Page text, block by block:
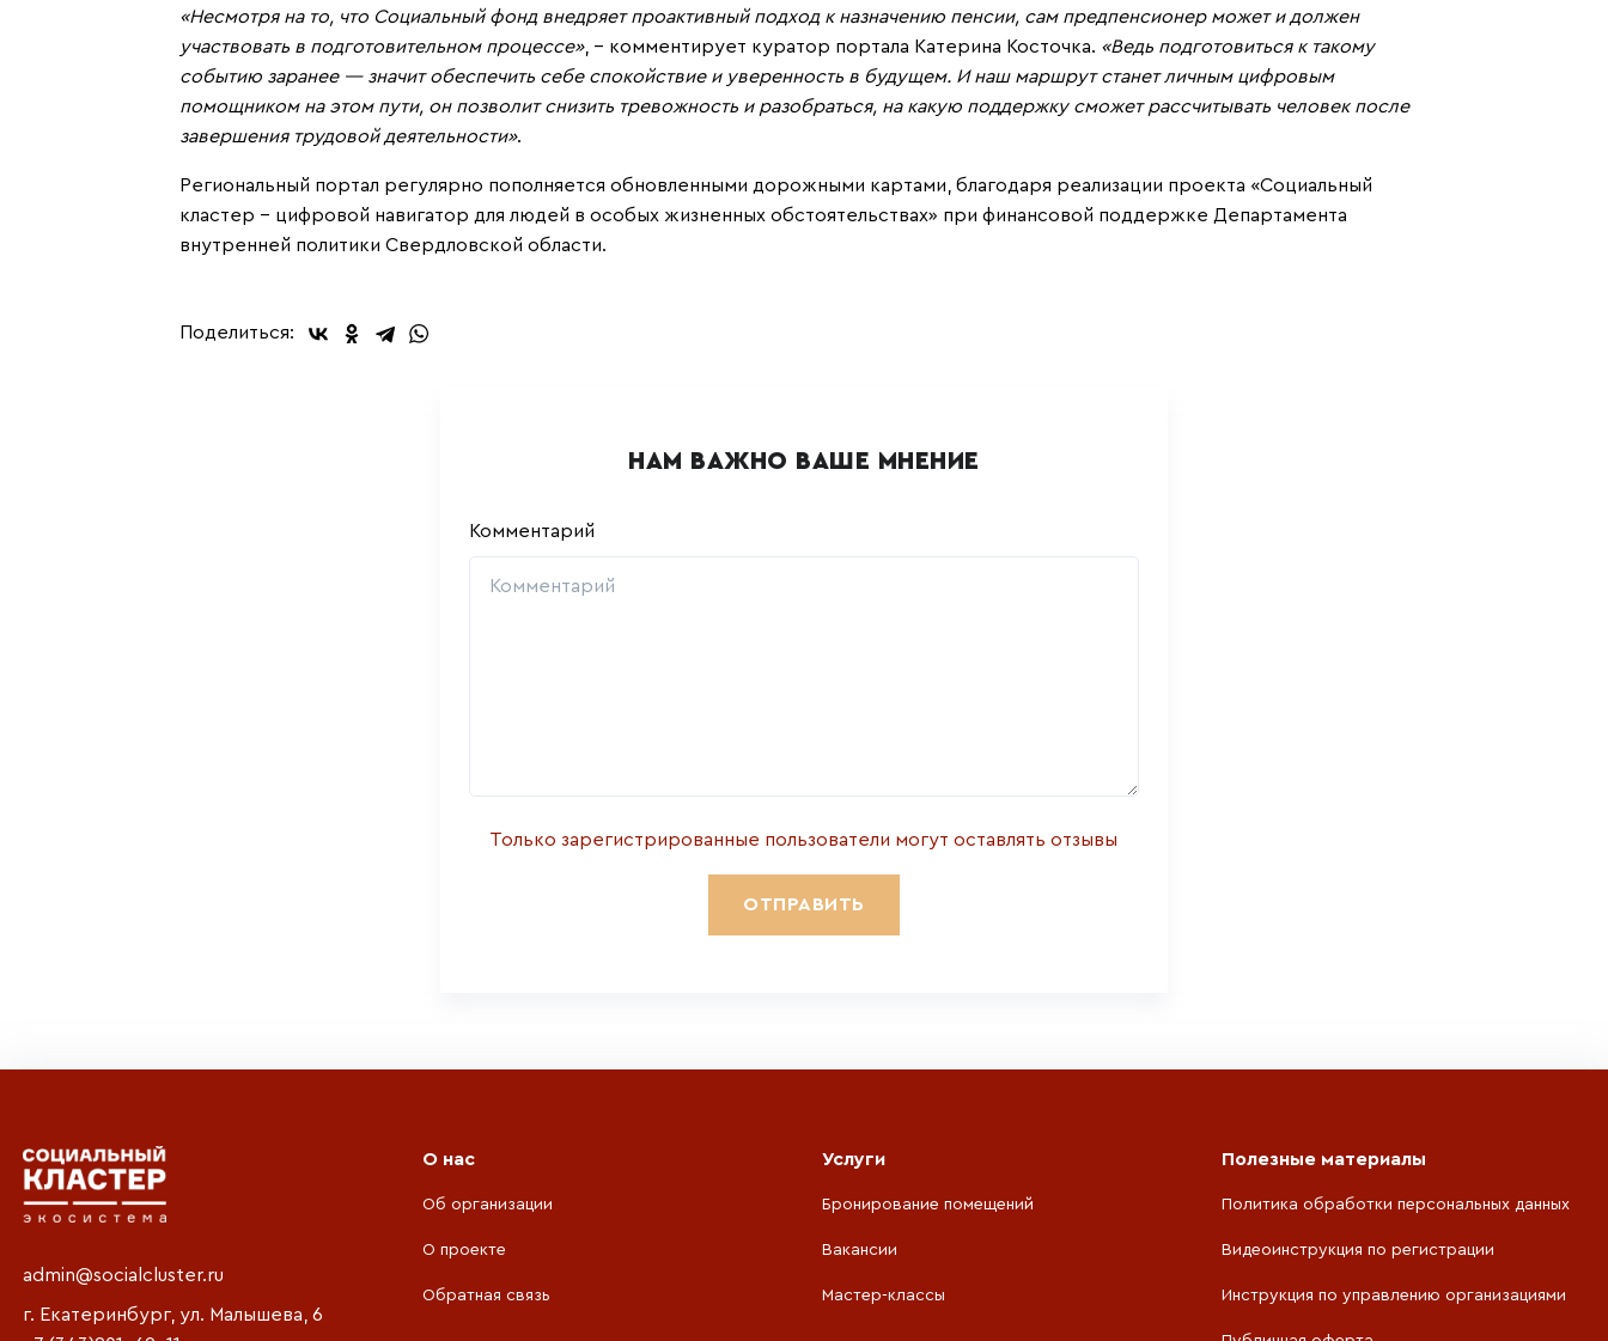
«Несмотря на то, что Социальный фонд внедряет проактивный подход к назначению пенсии, сам предпенсионер может и должен
участвовать в подготовительном процессе», - комментирует куратор портала Катерина Косточка. «Ведь подготовиться к такому
событию заранее — значит обеспечить себе спокойствие и уверенность в будущем. И наш маршрут станет личным цифровым
помощником на этом пути, он позволит снизить тревожность и разобраться, на какую поддержку сможет рассчитывать человек после
завершения трудовой деятельности».
Региональный портал регулярно пополняется обновленными дорожными картами, благодаря реализации проекта «Социальный
кластер - цифровой навигатор для людей в особых жизненных обстоятельствах» при финансовой поддержке Департамента
внутренней политики Свердловской области.
Поделиться:
НАМ ВАЖНО ВАШЕ МНЕНИЕ
Комментарий
Только зарегистрированные пользователи могут оставлять отзывы
admin@socialcluster.ru
г. Екатеринбург, ул. Малышева, 6
О нас
Об организации
О проекте
Обратная связь
Услуги
Бронирование помещений
Вакансии
Мастер-классы
Полезные материалы
Политика обработки персональных данных
Видеоинструкция по регистрации
Инструкция по управлению организациями